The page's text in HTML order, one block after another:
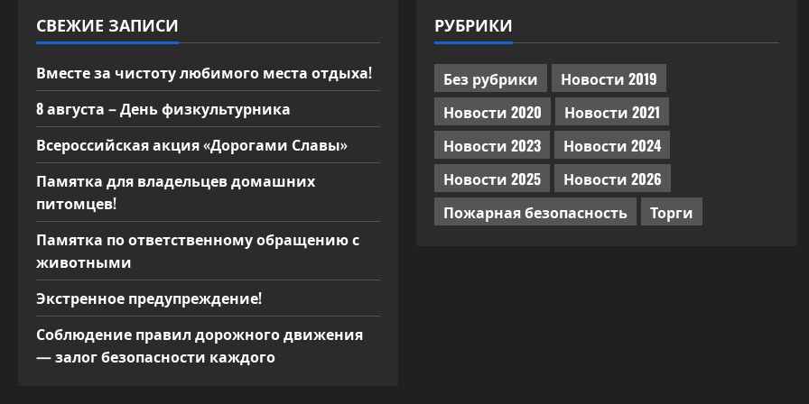
м
СВЕЖИЕ ЗАПИСИ
Вместе за чистоту любимого места отдыха!
8 августа – День физкультурника
Всероссийская акция «Дорогами Славы»
Памятка для владельцев домашних
питомцев!
Памятка по ответственному обращению с
животными
Экстренное предупреждение!
Соблюдение правил дорожного движения
— залог безопасности каждого
РУБРИКИ
Без рубрики
Новости 2019
Новости 2020
Новости 2021
Новости 2023
Новости 2024
Новости 2025
Новости 2026
Пожарная безопасность
Торги